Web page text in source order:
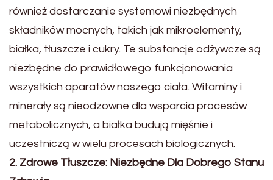
również dostarczanie systemowi niezbędnych
składników mocnych, takich jak mikroelementy,
białka, tłuszcze i cukry. Te substancje odżywcze są
niezbędne do prawidłowego funkcjonowania
wszystkich aparatów naszego ciała. Witaminy i
minerały są nieodzowne dla wsparcia procesów
metabolicznych, a białka budują mięśnie i
uczestniczą w wielu procesach biologicznych.
2. Zdrowe Tłuszcze: Niezbędne Dla Dobrego Stanu